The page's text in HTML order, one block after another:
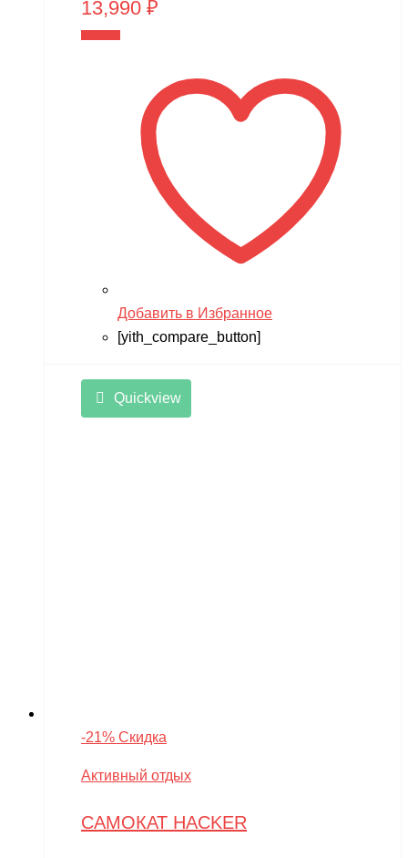
13,990 ₽
Добавить в Избранное
[yith_compare_button]
Quickview
-21% Скидка
Активный отдых
САМОКАТ HACKER